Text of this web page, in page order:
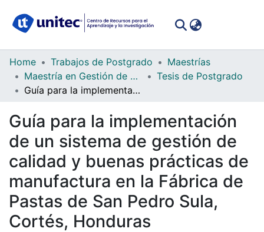
Communities
Collections
All of DSpace
Statistics
Home Trabajos de Postgrado
Maestrías
Maestría en Gestión de Calidad Integrados
Tesis de Postgrado
Guía para la implementación de un sistema de gestión de calidad y buenas prácticas de manufactura en la Fábrica de Pastas de San Pedro Sula, Cortés, Honduras
Guía para la implementación
de un sistema de gestión de
calidad y buenas prácticas de
manufactura en la Fábrica de
Pastas de San Pedro Sula,
Cortés, Honduras